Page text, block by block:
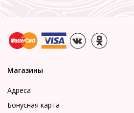
Магазины
Адреса
Бонусная карта